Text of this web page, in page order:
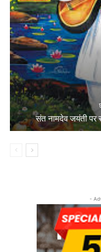
संत नामदेव जयंती पर
-